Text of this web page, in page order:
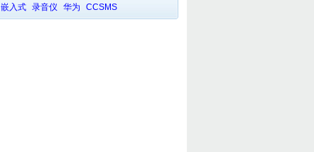
嵌入式 录音仪 华为 CCSMS